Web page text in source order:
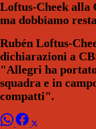
Loftus-Cheek alla
ma dobbiamo
Rubén Loftus-
dichiarazioni a
"Allegri ha
squadra e in
compatti".